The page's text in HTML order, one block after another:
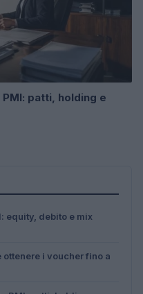
patti, holding e
equity, debito e mix
i voucher fino a